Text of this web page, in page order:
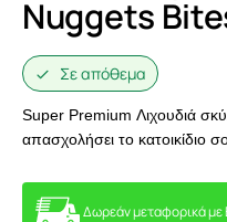
Nuggets
Σε απόθεμα
Super Premium Λιχουδιά
απασχολήσει το κατοικίδιο
Δωρεάν μεταφορικά με